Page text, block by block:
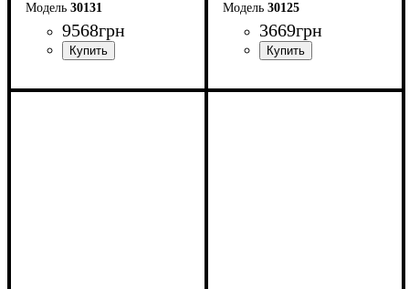
30131
9568грн
Длина - 120 (+40) см
30125
3669грн
Длина: 81,5 (+81,5) см